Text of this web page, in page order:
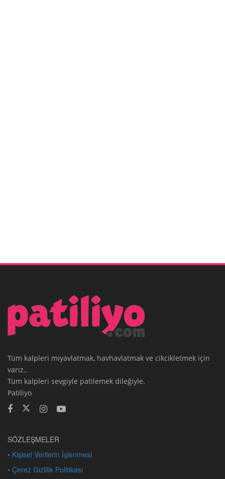
Tüm kalpleri miyavlatmak, havhavlatmak ve cikcikletmek için
varız..
Tüm kalpleri sevgiyle patilemek dileğiyle.
Patiliyo
SÖZLEŞMELER
• Kişisel Verilerin İşlenmesi
• Çerez Gizlilik Politikası